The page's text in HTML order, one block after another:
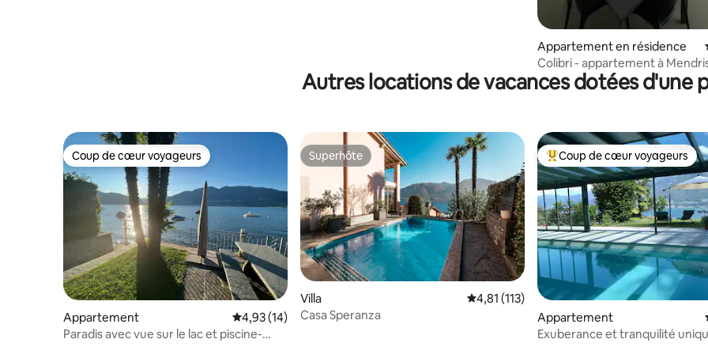
Appartement en résidence
Colibri - appartement à
Autres locations de vacances dotées d'une
Coup de cœur voyageurs
Coup de cœur voyageurs
Appartement Évaluation moyenne sur la base de 14 commentaires : 4,93 sur 5
4,93 (14)
Paradis avec vue sur le lac et piscine-
Superhôte
Superhôte
Villa Évaluation moyenne sur la base de 113
4,81 (113)
Casa Speranza
Coups de cœur voyageurs les
Coup de cœur voyageurs
Appartement
Exuberance et tranquilité